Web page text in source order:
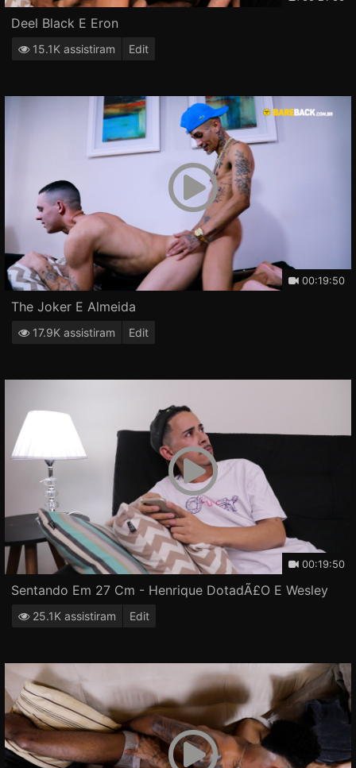
Deel Black E Eron
15.1K assistiram Edit
00:19:50
The Joker E Almeida
17.9K assistiram Edit
00:19:50
Sentando Em 27 Cm - Henrique DotadÃ£o E Wesley
25.1K assistiram Edit